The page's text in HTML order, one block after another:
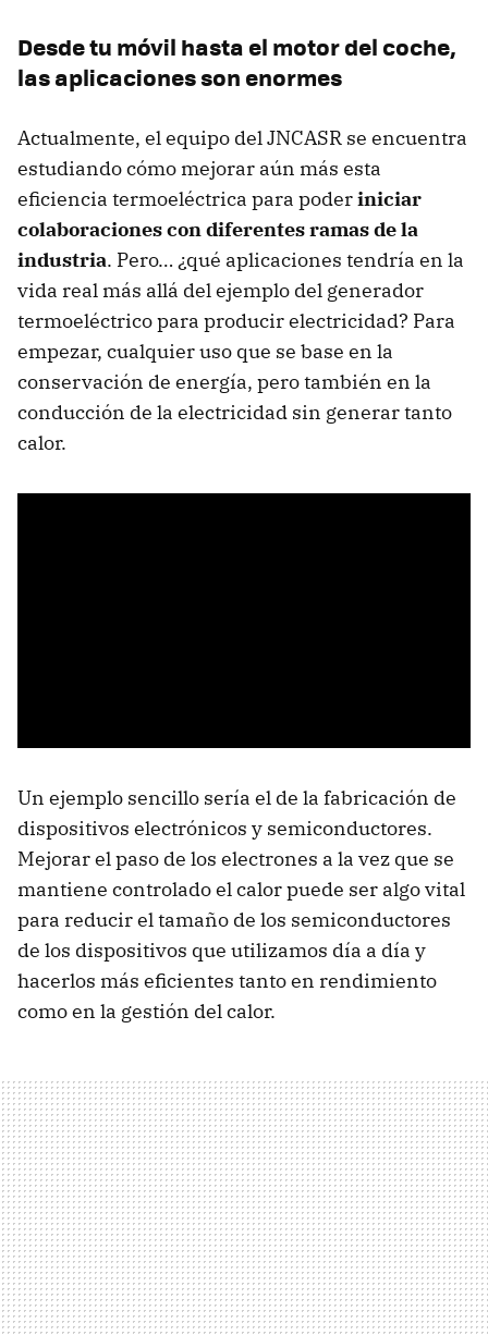
Desde tu móvil hasta el motor del coche,
las aplicaciones son enormes
Actualmente, el equipo del JNCASR se encuentra
estudiando cómo mejorar aún más esta
eficiencia termoeléctrica para poderiniciar
colaboraciones con diferentes ramas de la
industria. Pero… ¿qué aplicaciones tendría en la
vida real más allá del ejemplo del generador
termoeléctrico para producir electricidad? Para
empezar, cualquier uso que se base en la
conservación de energía, pero también en la
conducción de la electricidad sin generar tanto
calor.
Un ejemplo sencillo sería el de la fabricación de
dispositivos electrónicos y semiconductores.
Mejorar el paso de los electrones a la vez que se
mantiene controlado el calor puede ser algo vital
para reducir el tamaño de los semiconductores
de los dispositivos que utilizamos día a día y
hacerlos más eficientes tanto en rendimiento
como en la gestión del calor.